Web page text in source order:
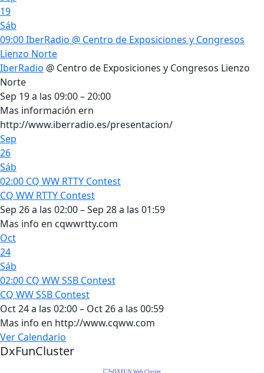
19
Sáb
09:00IberRadio @ Centro de Exposiciones y Congresos
Lienzo Norte
IberRadio @ Centro de Exposiciones y Congresos Lienzo
Norte
Sep 19 a las 09:00 – 20:00
Mas información ern
http://www.iberradio.es/presentacion/
Sep
26
Sáb
02:00 CQ WW RTTY Contest
CQ WW RTTY Contest
Sep 26 a las 02:00 – Sep 28 a las 01:59
Mas info en cqwwrtty.com
Oct
24
Sáb
02:00 CQ WW SSB Contest
CQ WW SSB Contest
Oct 24 a las 02:00 – Oct 26 a las 00:59
Mas info en http://www.cqww.com
Ver Calendario
DxFunCluster